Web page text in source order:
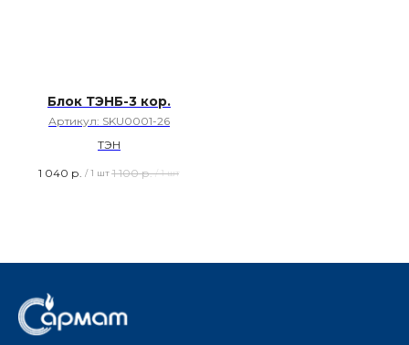
Блок ТЭНБ-3 кор.
Артикул: SKU0001-26
ТЭН
1 040 р. / 1 шт 1 100 р. / 1 шт